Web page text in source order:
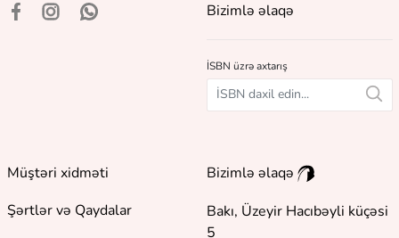
Bizimlə əlaqə
İSBN üzrə axtarış
Müştəri xidməti
Şərtlər və Qaydalar
Bizimlə əlaqə
Bakı, Üzeyir Hacıbəyli küçəsi
5